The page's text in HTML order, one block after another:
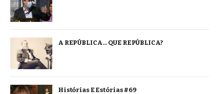
A REPÚBLICA… QUE REPÚBLICA?
Histórias E Estórias #69